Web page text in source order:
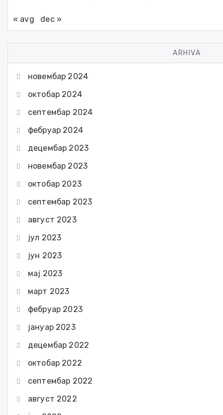
« avg dec »
ARHIVA
новембар 2024
октобар 2024
септембар 2024
фебруар 2024
децембар 2023
новембар 2023
октобар 2023
септембар 2023
август 2023
јул 2023
јун 2023
мај 2023
март 2023
фебруар 2023
јануар 2023
децембар 2022
октобар 2022
септембар 2022
август 2022